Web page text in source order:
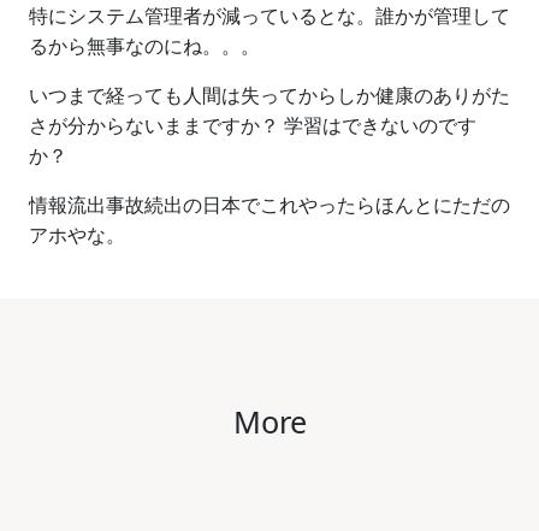
特にシステム管理者が減っているとな。誰かが管理して
るから無事なのにね。。。
いつまで経っても人間は失ってからしか健康のありがた
さが分からないままですか？ 学習はできないのです
か？
情報流出事故続出の日本でこれやったらほんとにただの
アホやな。
More